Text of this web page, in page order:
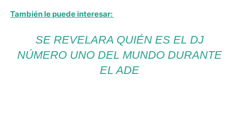
También le puede interesar:
SE REVELARA QUIÉN ES EL DJ
NÚMERO UNO DEL MUNDO DURANTE
EL ADE